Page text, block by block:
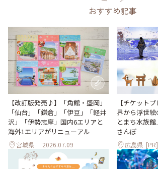
おすすめ記事
【改訂版発売♪】「角館・盛岡」
「仙台」「鎌倉」「伊豆」「軽井
沢」「伊勢志摩」国内6エリアと
海外1エリアがリニューアル
宮城県 2026.07.09
【チケット
界から浮世
とまち水族
さんぽ
広島県 [PR]